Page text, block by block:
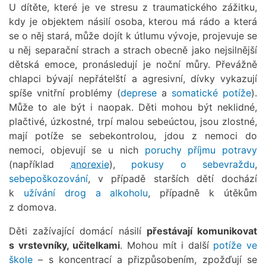
U dítěte, které je ve stresu z traumatického zážitku,
kdy je objektem násilí osoba, kterou má rádo a která
se o něj stará, může dojít k útlumu vývoje, projevuje se
u něj separační strach a strach obecně jako nejsilnější
dětská emoce, pronásledují je noční můry. Převážně
chlapci bývají nepřátelští a agresivní, dívky vykazují
spíše vnitřní problémy (deprese a somatické potíže).
Může to ale být i naopak. Děti mohou být neklidné,
plačtivé, úzkostné, trpí malou sebeúctou, jsou zlostné,
mají potíže se sebekontrolou, jdou z nemoci do
nemoci, objevují se u nich poruchy příjmu potravy
(například anorexie), pokusy o sebevraždu,
sebepoškozování, v případě starších dětí dochází
k užívání drog a alkoholu, případně k útěkům
z domova.
Děti zažívající domácí násilí přestávají komunikovat
s vrstevníky, učitelkami. Mohou mít i další potíže ve
škole – s koncentrací a přizpůsobením, zpožďují se